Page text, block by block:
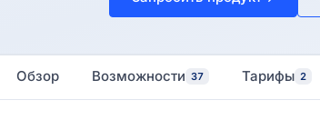
Обзор Возможности 37 Тарифы 2